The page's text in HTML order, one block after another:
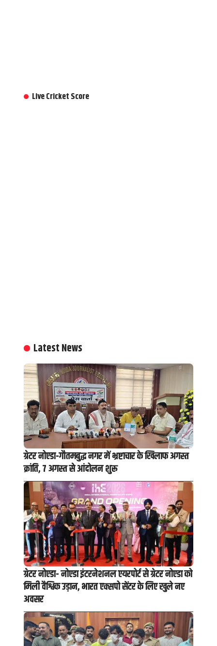
Live Cricket Score
Latest News
ग्रेटर नोएडा-गौतमबुद्ध नगर में भ्रष्टाचार के खिलाफ अगस्त
क्रांति, 7 अगस्त से आंदोलन शुरू
ग्रेटर नोएडा- नोएडा इंटरनेशनल एयरपोर्ट से ग्रेटर नोएडा को
मिली वैश्विक उड़ान, भारत एक्सपो सेंटर के लिए खुले नए
अवसर